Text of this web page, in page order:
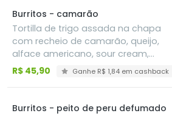
Burritos - camarão
Tortilla de trigo assada na chapa
com recheio de camarão, queijo,
alface americano, sour cream,
guacamole
R$ 45,90 Ganhe R$ 1,84 em cashback
Burritos - peito de peru defumado